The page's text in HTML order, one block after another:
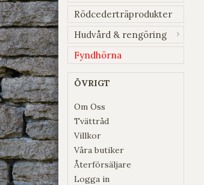
Rödcederträprodukter
Hudvård & rengöring
Fyndhörna
ÖVRIGT
Om Oss
Tvättråd
Villkor
Våra butiker
Återförsäljare
Logga in